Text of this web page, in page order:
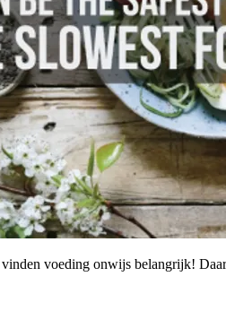
voeding onwijs belangrijk!